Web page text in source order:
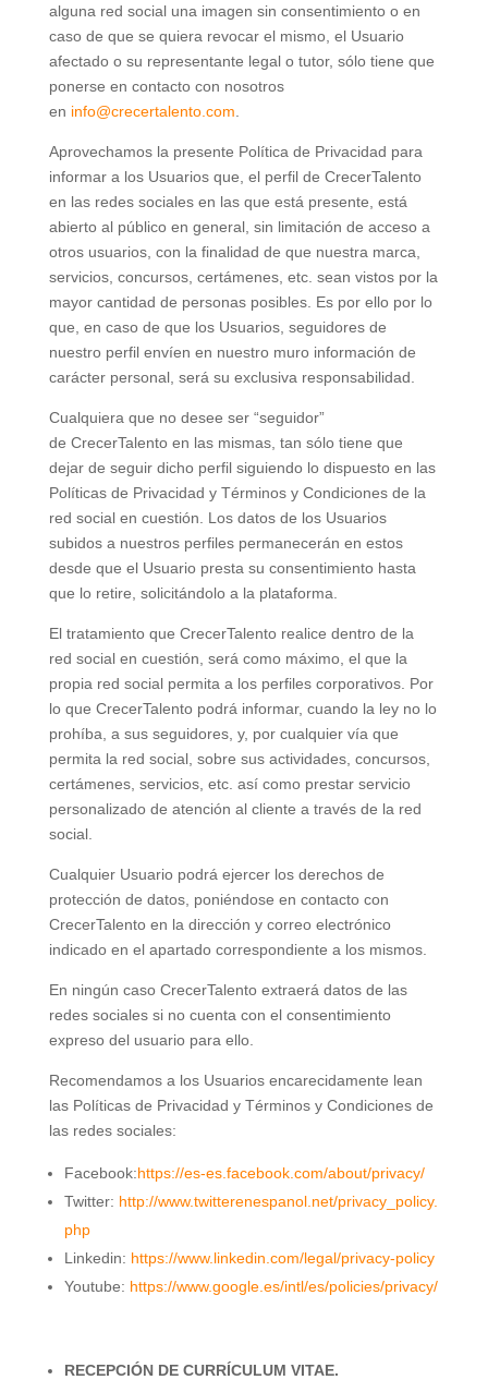
alguna red social una imagen sin consentimiento o en
caso de que se quiera revocar el mismo, el Usuario
afectado o su representante legal o tutor, sólo tiene que
ponerse en contacto con nosotros
en info@crecertalento.com
Aprovechamos la presente Política de Privacidad para
informar a los Usuarios que, el perfil de CrecerTalento
en las redes sociales en las que está presente, está
abierto al público en general, sin limitación de acceso a
otros usuarios, con la finalidad de que nuestra marca,
servicios, concursos, certámenes, etc. sean vistos por la
mayor cantidad de personas posibles. Es por ello por lo
que, en caso de que los Usuarios, seguidores de
nuestro perfil envíen en nuestro muro información de
carácter personal, será su exclusiva responsabilidad.
Cualquiera que no desee ser “seguidor”
de CrecerTalento en las mismas, tan sólo tiene que
dejar de seguir dicho perfil siguiendo lo dispuesto en las
Políticas de Privacidad y Términos y Condiciones de la
red social en cuestión. Los datos de los Usuarios
subidos a nuestros perfiles permanecerán en estos
desde que el Usuario presta su consentimiento hasta
que lo retire, solicitándolo a la plataforma.
El tratamiento que CrecerTalento realice dentro de la
red social en cuestión, será como máximo, el que la
propia red social permita a los perfiles corporativos. Por
lo que CrecerTalento podrá informar, cuando la ley no lo
prohíba, a sus seguidores, y, por cualquier vía que
permita la red social, sobre sus actividades, concursos,
certámenes, servicios, etc. así como prestar servicio
personalizado de atención al cliente a través de la red
social.
Cualquier Usuario podrá ejercer los derechos de
protección de datos, poniéndose en contacto con
CrecerTalento en la dirección y correo electrónico
indicado en el apartado correspondiente a los mismos.
En ningún caso CrecerTalento extraerá datos de las
redes sociales si no cuenta con el consentimiento
expreso del usuario para ello.
Recomendamos a los Usuarios encarecidamente lean
las Políticas de Privacidad y Términos y Condiciones de
las redes sociales:
Facebook:https://es-es.facebook.com/about/privacy/
Twitter: http://www.twitterenespanol.net/privacy_policy.
php
Linkedin: https://www.linkedin.com/legal/privacy-policy
Youtube: https://www.google.es/intl/es/policies/privacy/
RECEPCIÓN DE CURRÍCULUM VITAE.